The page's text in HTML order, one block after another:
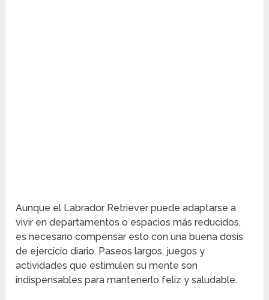
Aunque el Labrador Retriever puede adaptarse a
vivir en departamentos o espacios más reducidos,
es necesario compensar esto con una buena dosis
de ejercicio diario. Paseos largos, juegos y
actividades que estimulen su mente son
indispensables para mantenerlo feliz y saludable.